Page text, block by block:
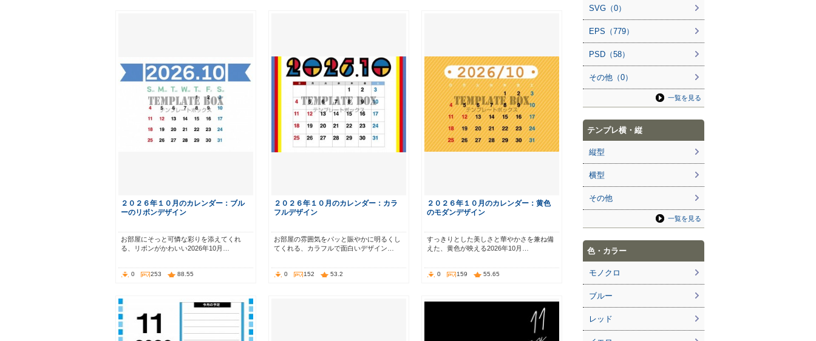
２０２６年１０月のカレンダー：ブル
ーのリボンデザイン
お部屋にそっと可憐な彩りを添えてくれ
る、リボンがかわいい2026年10月…
0 253 88.55
２０２６年１０月のカレンダー：カラ
フルデザイン
お部屋の雰囲気をパッと賑やかに明るくし
てくれる、カラフルで面白いデザイン…
0 152 53.2
２０２６年１０月のカレンダー：黄色
のモダンデザイン
すっきりとした美しさと華やかさを兼ね備
えた、黄色が映える2026年10月…
0 159 55.65
SVG（0）
EPS（779）
PSD（58）
その他（0）
一覧を見る
テンプレ横・縦
縦型
横型
その他
一覧を見る
色・カラー
モノクロ
ブルー
レッド